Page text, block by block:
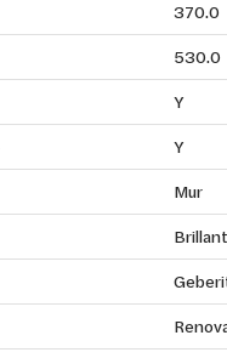
370.0
530.0
Y
Y
Mur
Brillant